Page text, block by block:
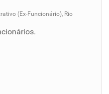
(Ex-Funcionário), Rio